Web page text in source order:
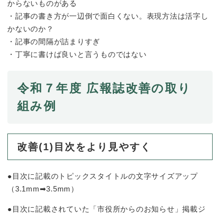
からないものがある
・記事の書き方が一辺倒で面白くない。表現方法は活字し
かないのか？
・記事の間隔が詰まりすぎ
・丁寧に書けば良いと言うものではない
​​令和７年度 広報誌改善の取り
組み例
改善(1)目次をより見やすく
●目次に記載のトピックスタイトルの文字サイズアップ
（3.1mm➡3.5mm）
●目次に記載されていた「市役所からのお知らせ」掲載ジ